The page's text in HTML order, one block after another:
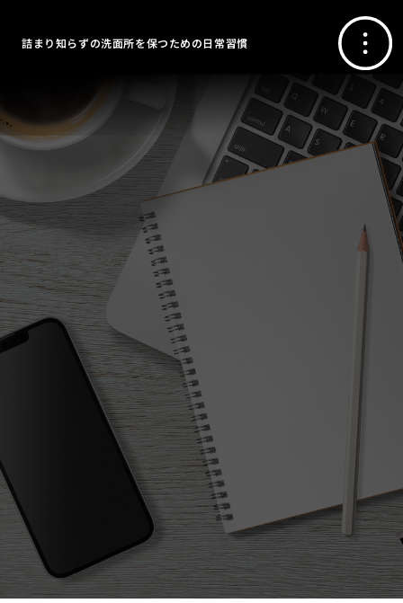
詰まり知らずの洗面所を保つための日常習慣